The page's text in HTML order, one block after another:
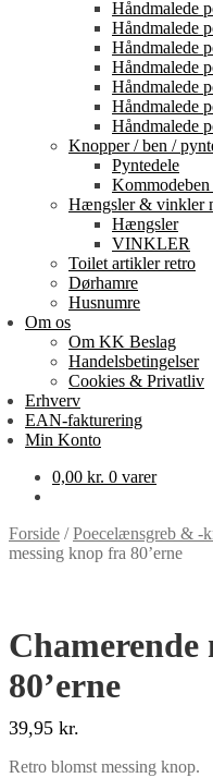
Håndmalede
Håndmalede
Håndmalede
Håndmalede
Håndmalede
Håndmalede
Håndmalede
Knopper / ben /
Pyntedele
Kommodeben
Hængsler & vinkler
Hængsler
VINKLER
Toilet artikler retro
Dørhamre
Husnumre
Om os
Om KK Beslag
Handelsbetingelser
Cookies & Privatliv
Erhverv
EAN-fakturering
Min Konto
0,00 kr. 0 varer
Forside /Poecelænsgreb & -
messing knop fra 80’erne
Chamerende
80’erne
39,95 kr.
Retro blomst messing knop.